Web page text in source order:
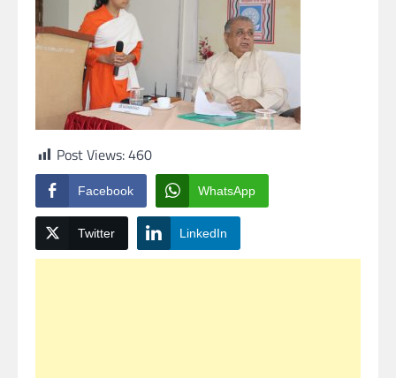
Post Views:460
Facebook WhatsApp
Twitter LinkedIn